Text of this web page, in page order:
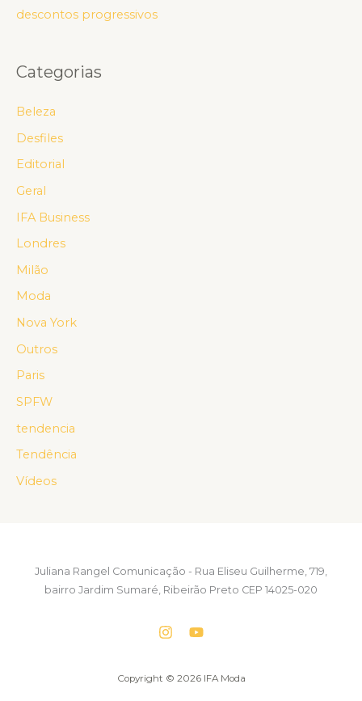
descontos progressivos
Categorias
Beleza
Desfiles
Editorial
Geral
IFA Business
Londres
Milão
Moda
Nova York
Outros
Paris
SPFW
tendencia
Tendência
Vídeos
Juliana Rangel Comunicação - Rua Eliseu Guilherme, 719,
bairro Jardim Sumaré, Ribeirão Preto CEP 14025-020
Copyright © 2026 IFA Moda